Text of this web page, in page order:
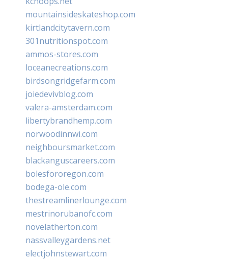
mountainsideskateshop.com
kirtlandcitytavern.com
301nutritionspot.com
ammos-stores.com
loceanecreations.com
birdsongridgefarm.com
joiedevivblog.com
valera-amsterdam.com
libertybrandhemp.com
norwoodinnwi.com
neighboursmarket.com
blackanguscareers.com
bolesfororegon.com
bodega-ole.com
thestreamlinerlounge.com
mestrinorubanofc.com
novelatherton.com
nassvalleygardens.net
electjohnstewart.com